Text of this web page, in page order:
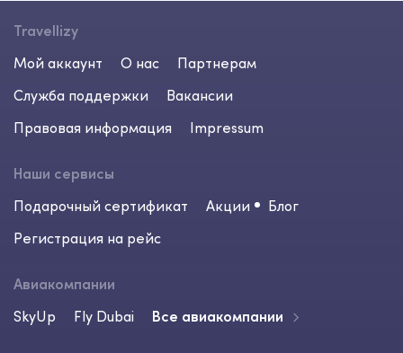
Travellizy
Мой аккаунт
О нас
Партнерам
Служба поддержки
Вакансии
Правовая информация
Impressum
Наши сервисы
Подарочный сертификат
Акции
Блог
Регистрация на рейс
Авиакомпании
SkyUp
Fly Dubai Все авиакомпании